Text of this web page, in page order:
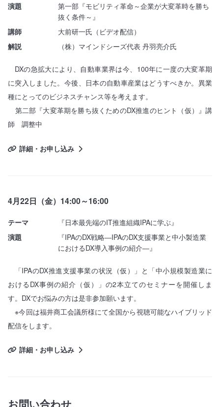
演題
第一部『モビリティ革命～企業が大変革時を勝ち
抜く条件～』
講師
大前研一氏（ビデオ配信）
解説
（株）マインドシーズ代表 丹羽亮介氏
DXの急拡大により、自動車業界は今、100年に一度の大変革期
に突入しました。今後、日本の自動車産業はどうすべきか。異業
種にとってのビジネスチャンス等を考えます。
第二部『大変革期を勝ち抜くためのDX推進のヒント（仮）』講
師 調整中
詳細・お申し込み
4月22日（金）14:00～16:00
テーマ
『日本最先端のIT推進組織IPAに学ぶ』
演題
『IPAのDX戦略―IPAのDX支援事業と中小製造業
におけるDX導入事例の紹介―』
「IPAのDX推進支援事業の状況（仮）」と「中小規模製造業に
おけるDX事例の紹介（仮）」の2本立てのセミナーを開催しま
す。DXでお悩みの方は是非参加願います。
※今回は福井商工会議所様にて全国から視聴可能なハイブリッド
配信をします。
詳細・お申し込み
お問い合わせ